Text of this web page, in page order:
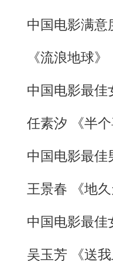
中国电影满意
《流浪地球》
中国电影最佳
任素汐 《半个
中国电影最佳
王景春 《地久
中国电影最佳
吴玉芳 《送我